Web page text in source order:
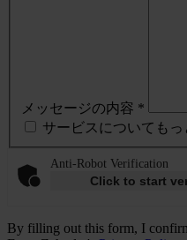
メッセージの内容 *
サービスについてもっ
Anti-Robot Verification
Click to start
By filling out this form, I